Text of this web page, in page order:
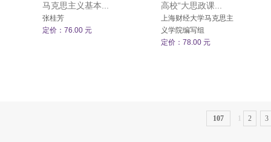
马克思主义基本...
张桂芳
定价：76.00 元
高校“大思政课...
上海财经大学马克思主
义学院编写组
定价：78.00 元
107 2 3